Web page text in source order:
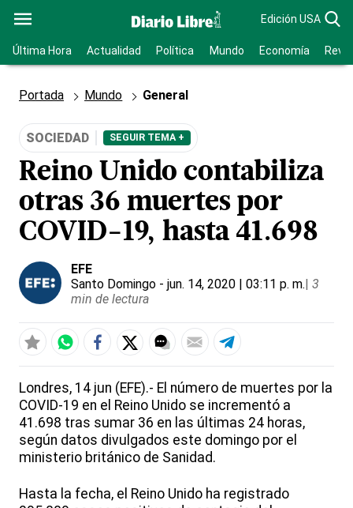
Edición USA
Última Hora Actualidad Política Mundo Economía
Portada Mundo General
SOCIEDAD SEGUIR TEMA +
Reino Unido contabiliza
otras 36 muertes por
COVID-19, hasta 41.698
EFE
Santo Domingo - jun. 14, 2020 | 03:11 p. m.| 3
min de lectura
Londres, 14 jun (EFE).- El número de muertes por la
COVID-19 en el Reino Unido se incrementó a
41.698 tras sumar 36 en las últimas 24 horas,
según datos divulgados este domingo por el
ministerio británico de Sanidad.
Hasta la fecha, el Reino Unido ha registrado